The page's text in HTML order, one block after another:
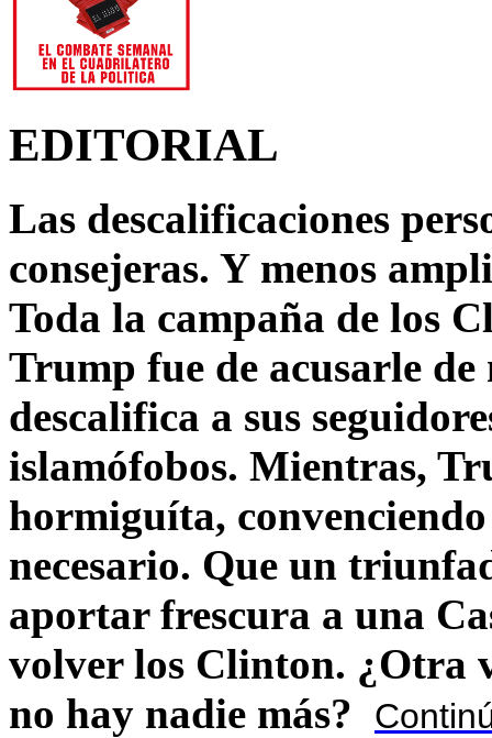
EDITORIAL
Las descalificaciones
consejeras. Y menos
Toda la campaña de los
Trump fue de acusarle
descalifica a sus
islamófobos. Mientras,
hormiguíta,
necesario. Que un
aportar frescura a una
volver los Clinton. ¿Otra
no hay nadie más?